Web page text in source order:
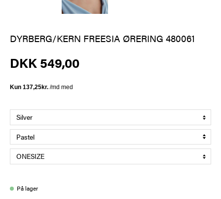
DYRBERG/KERN FREESIA ØRERING 480061
DKK 549,00
På lager